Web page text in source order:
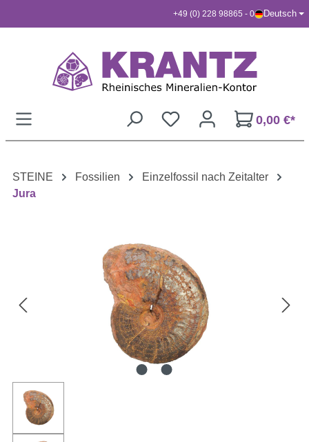
+49 (0) 228 98865 - 0 Deutsch
0,00 €*
STEINE Fossilien
Einzelfossil nach Zeitalter
Jura